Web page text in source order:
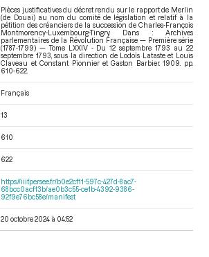
Pièces justificatives du décret rendu sur le rapport de Merlin
(de Douai) au nom du comité de législation et relatif à la
pétition des créanciers de la succession de Charles-François
Montmorency-Luxembourg-Tingry. Dans : Archives
parlementaires de la Révolution Française — Première série
(1787-1799) — Tome LXXIV - Du 12 septembre 1793 au 22
septembre 1793 , sous la direction de Lodoïs Lataste et Louis
Claveau et Constant Pionnier et Gaston Barbier. 1909. pp.
610-622.
Français
13
610
622
https://iiif.persee.fr/b0e2cf11-597c-427d-8ac7-
68bcc0acf13b/ae0b3c55-ce1b-4392-9386-
92f9e76bc58e/manifest
20 octobre 2024 à 04:52